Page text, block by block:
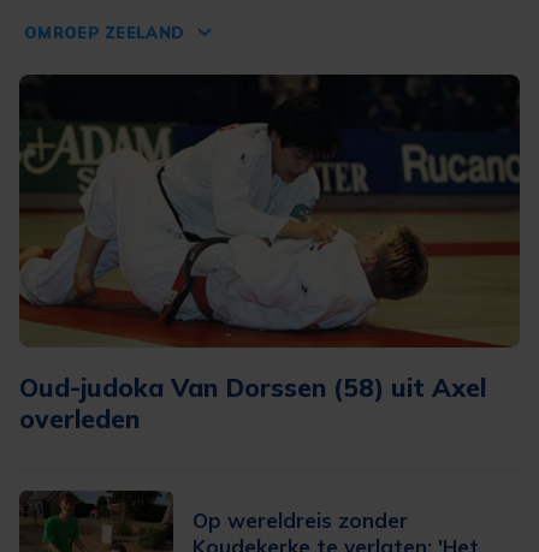
OMROEP ZEELAND
Oud-judoka Van Dorssen (58) uit Axel
overleden
Op wereldreis zonder
Koudekerke te verlaten: 'Het